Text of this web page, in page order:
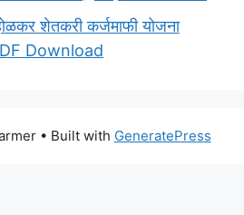
शेतकरी कर्जमाफी योजना
Download
• Built with GeneratePress